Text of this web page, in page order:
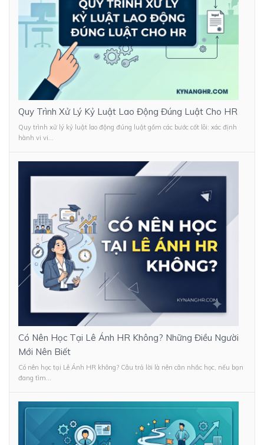
Quy Trình Xử Lý Kỷ Luật Lao Động Đúng Luật Cho HR
Quy trình xử lý kỷ luật lao động đúng luật gồm các bước cốt lõi: xác định
hành vi vi...
Có Nên Học Tại Lê Ánh HR Không? Những Điều Người
Mới Nên Biết
Có nên học tại Lê Ánh HR không? Câu trả lời là nên cân nhắc học, nếu bạn
đang tìm...